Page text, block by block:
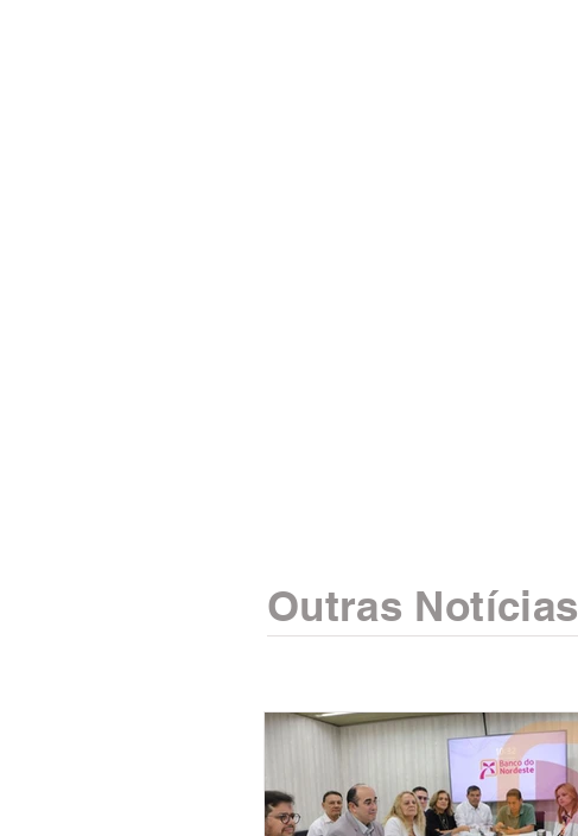
Outras Notícias